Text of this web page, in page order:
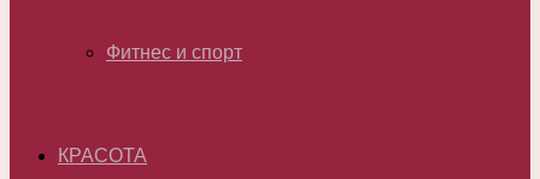
Фитнес и спорт
КРАСОТА